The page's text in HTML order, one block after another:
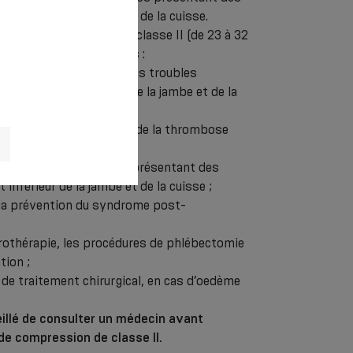
inférieur de la jambe et de la cuisse.
thérapeutique de classe II (de 23 à 32
les usages suivants :
varices des jambes sans troubles
du segment inférieur de la jambe et de la
aiguë, de la thrombose
le cas des varices présentant des
inférieur de la jambe et de la cuisse ;
prévention du syndrome post-
les procédures de phlébectomie
;
traitement chirurgical, en cas d’oedème
de consulter un médecin avant
compression de classe II.